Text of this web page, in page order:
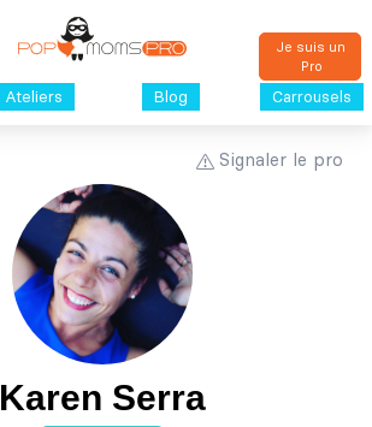
Je suis un
Pro
Ateliers Blog Carrousels
Signaler le pro
Karen Serra